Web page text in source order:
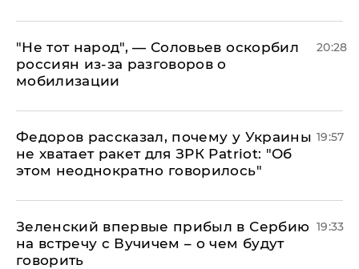
​"Не тот народ", — Соловьев оскорбил
россиян из-за разговоров о
мобилизации
20:28
Федоров рассказал, почему у Украины
не хватает ракет для ЗРК Patriot: "Об
этом неоднократно говорилось"
19:57
Зеленский впервые прибыл в Сербию
на встречу с Вучичем – о чем будут
говорить
19:33